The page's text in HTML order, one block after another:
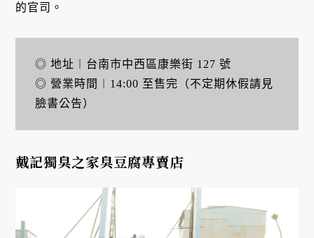
的官司。
◎ 地址︱台南市中西區康樂街 127 號
◎ 營業時間︱14:00 至售完（不定期休假請見
臉書公告）
戴記獨臭之家臭豆腐專賣店